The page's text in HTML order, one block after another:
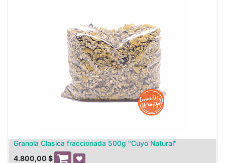
Granola Clasica fraccionada 500g "Cuyo Natural"
4.800,00 $